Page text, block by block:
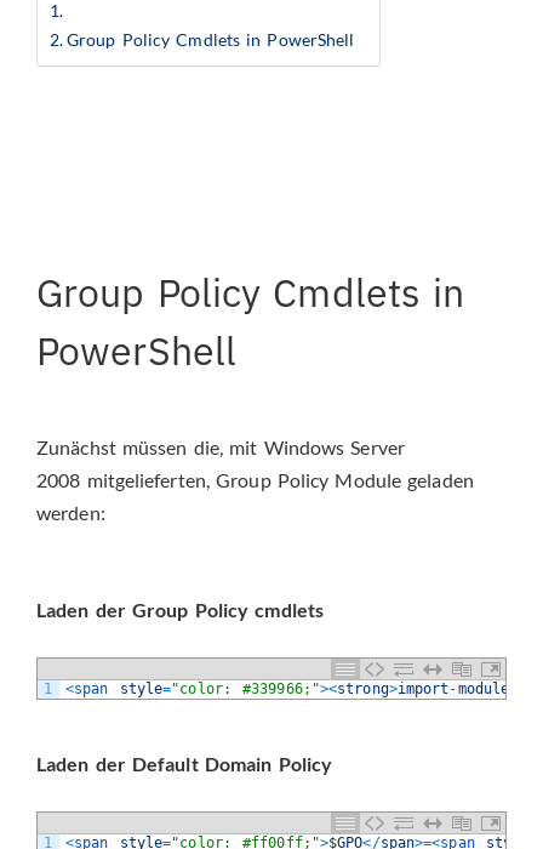
Group Policy Cmdlets in PowerShell
Group Policy Cmdlets in
PowerShell
Zunächst müssen die, mit Windows Server
2008 mitgelieferten, Group Policy Module geladen
werden:
Laden der Group Policy cmdlets
1 <span style="color: #339966;"><strong>import -module
Laden der Default Domain Policy
1 <span style="color: #ff00ff;">$GPO</span>=<span style